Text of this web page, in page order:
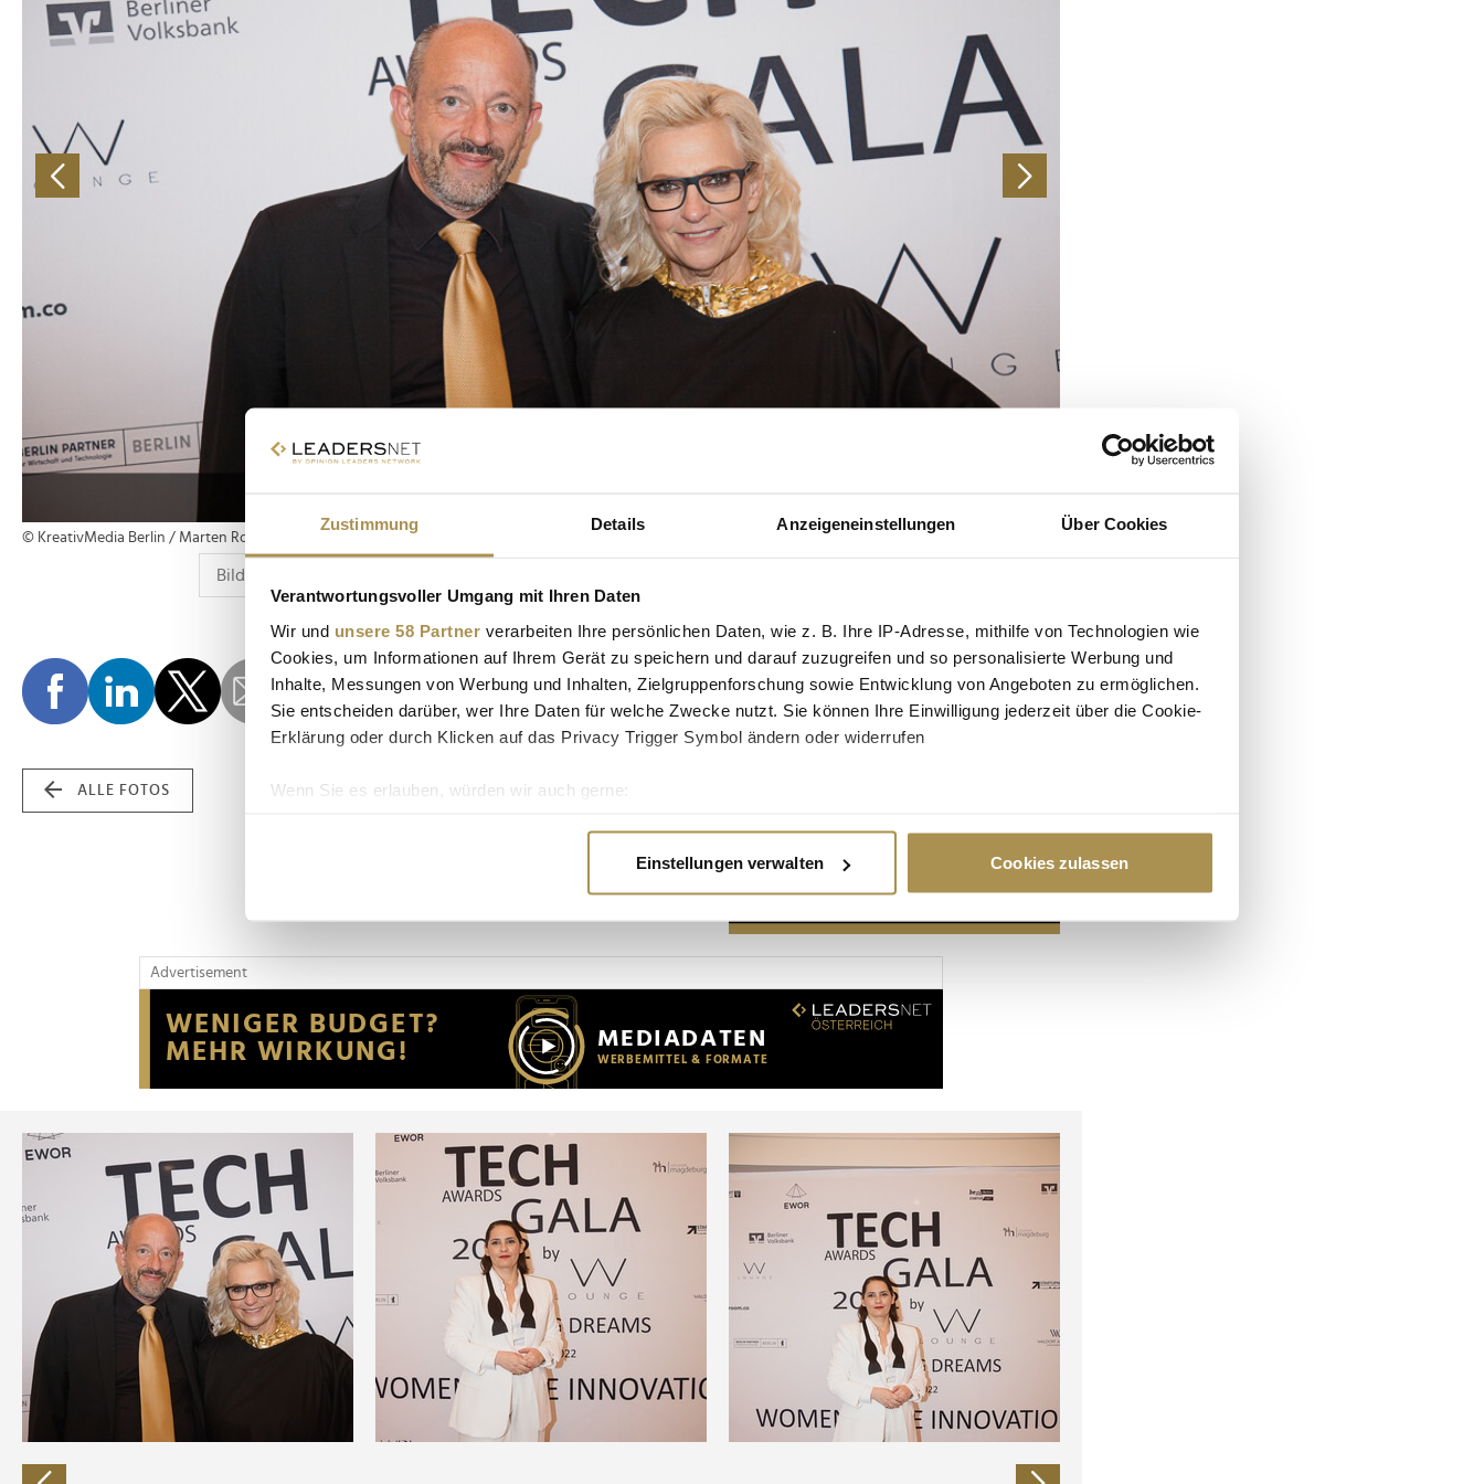
Zustimmung Details Anzeigeneinstellungen Über Cookies
Verantwortungsvoller Umgang mit Ihren Daten
Wir und unsere 58 Partner verarbeiten Ihre persönlichen Daten, wie z. B. Ihre IP-Adresse, mithilfe von Technologien wie
Cookies, um Informationen auf Ihrem Gerät zu speichern und darauf zuzugreifen und so personalisierte Werbung und
Inhalte, Messungen von Werbung und Inhalten, Zielgruppenforschung sowie Entwicklung von Angeboten zu ermöglichen.
Sie entscheiden darüber, wer Ihre Daten für welche Zwecke nutzt. Sie können Ihre Einwilligung jederzeit über die Cookie-
Erklärung oder durch Klicken auf das Privacy Trigger Symbol ändern oder widerrufen
Wenn Sie es erlauben, würden wir auch gerne:
Erfahren Sie mehr darüber, wie Ihre persönlichen Daten verarbeitet werden, und legen Sie Ihre Präferenzen im
Wir verwenden Cookies, um Inhalte und Anzeigen zu personalisieren, Funktionen für soziale Medien anbieten zu können
Website an unsere Partner für soziale Medien, Werbung und Analysen weiter. Unsere Partner führen diese Informationen
möglicherweise mit weiteren Daten zusammen, die Sie ihnen bereitgestellt haben oder die sie im Rahmen Ihrer Nutzung
der Dienste gesammelt haben.
Einstellungen verwalten Cookies zulassen
© KreativMedia Berlin / Marten Ronneburg
ALLE FOTOS
Advertisement
Advertisement